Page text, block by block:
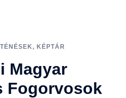
, KÉPTÁR
Magyar
Fogorvosok